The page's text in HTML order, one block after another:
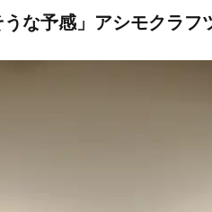
な予感」アシモクラフ